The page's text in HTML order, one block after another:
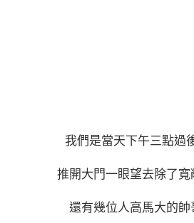
我們是當天下午三點過
推開大門一眼望去除了
還有幾位人高馬大的